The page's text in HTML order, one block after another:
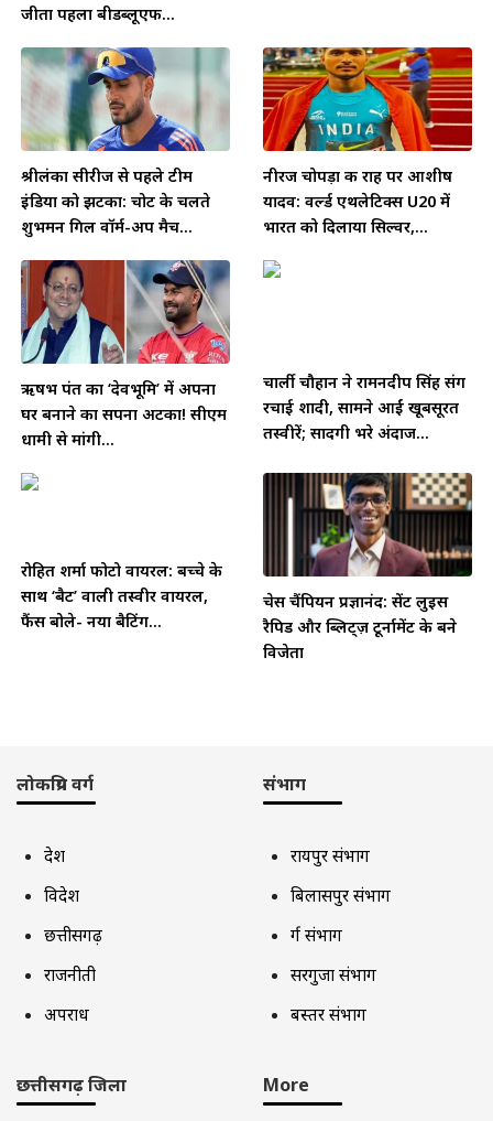
जीता पहला बीडब्लूएफ...
श्रीलंका सीरीज से पहले टीम
इंडिया को झटका: चोट के चलते
शुभमन गिल वॉर्म-अप मैच...
नीरज चोपड़ा की राह पर आशीष
यादव: वर्ल्ड एथलेटिक्स U20 में
भारत को दिलाया सिल्वर,...
ऋषभ पंत का ‘देवभूमि’ में अपना
घर बनाने का सपना अटका! सीएम
धामी से मांगी...
चार्ली चौहान ने रामनदीप सिंह संग
रचाई शादी, सामने आईं खूबसूरत
तस्वीरें; सादगी भरे अंदाज...
रोहित शर्मा फोटो वायरल: बच्चे के
साथ ‘बैट’ वाली तस्वीर वायरल,
फैंस बोले- नया बैटिंग...
चेस चैंपियन प्रज्ञानंद: सेंट लुइस
रैपिड और ब्लिट्ज़ टूर्नामेंट के बने
विजेता
लोकप्रिय वर्ग
देश
विदेश
छत्तीसगढ़
राजनीती
अपराध
संभाग
रायपुर संभाग
बिलासपुर संभाग
दुर्ग संभाग
सरगुजा संभाग
बस्तर संभाग
छत्तीसगढ़ जिला More